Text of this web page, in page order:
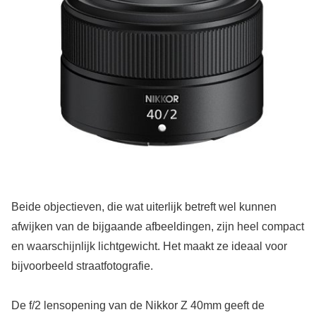
Beide objectieven, die wat uiterlijk betreft wel kunnen
afwijken van de bijgaande afbeeldingen, zijn heel compact
en waarschijnlijk lichtgewicht. Het maakt ze ideaal voor
bijvoorbeeld straatfotografie.
De f/2 lensopening van de Nikkor Z 40mm geeft de